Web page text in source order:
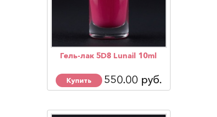
Гель-лак 5D8 Lunail 10ml
Купить 550.00 руб.